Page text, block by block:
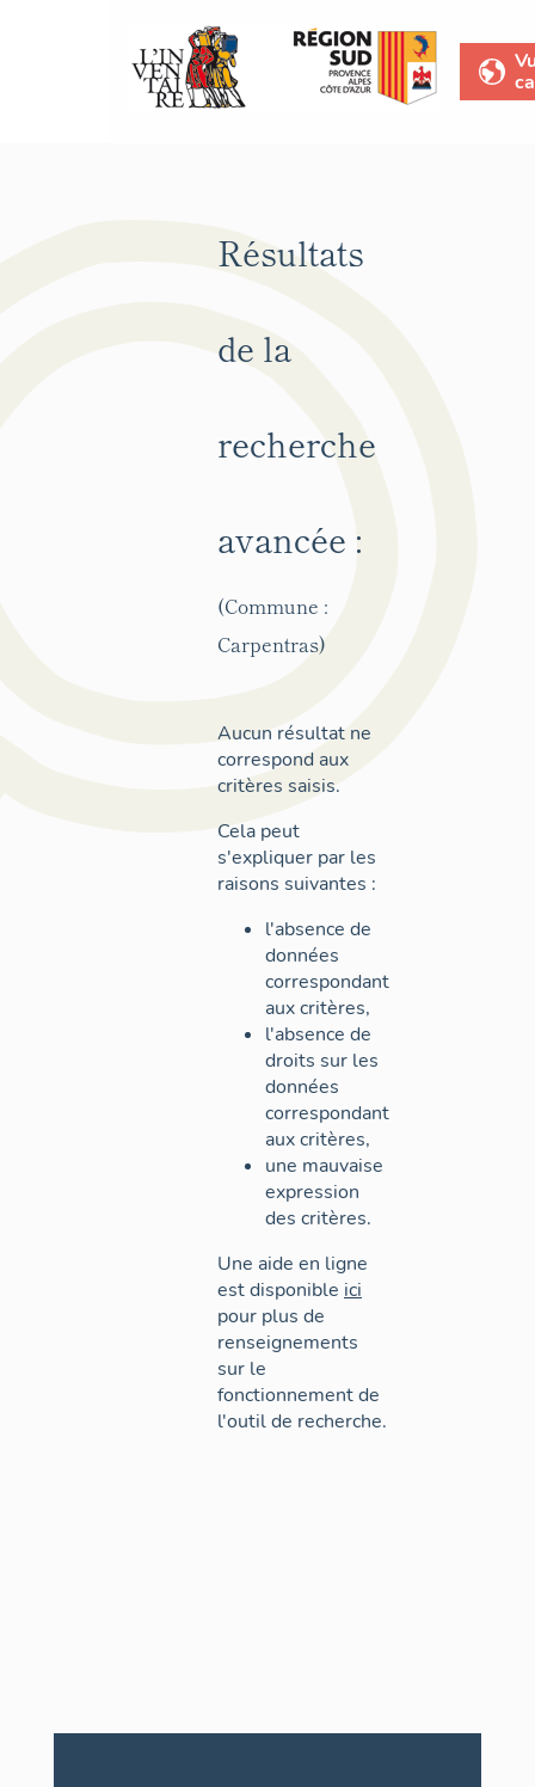
Résultats
de la
recherche
avancée :
(Commune :
Carpentras)
Aucun résultat ne
correspond aux
critères saisis.
Cela peut
s'expliquer par les
raisons suivantes :
l'absence de
données
correspondant
aux critères,
l'absence de
droits sur les
données
correspondant
aux critères,
une mauvaise
expression
des critères.
Une aide en ligne
est disponible ici
pour plus de
renseignements
sur le
fonctionnement de
l'outil de recherche.